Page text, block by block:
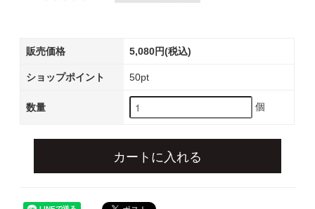
販売価格 5,080円(税込)
ショップポイント 50pt
数量 個
カートに入れる